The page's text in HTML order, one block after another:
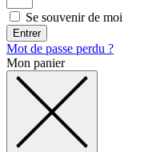
Se souvenir de moi
Entrer
Mot de passe perdu ?
Mon panier